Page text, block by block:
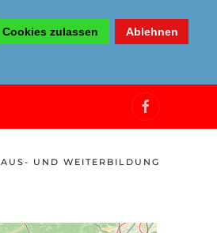
Cookies zulassen Ablehnen
AUS- UND WEITERBILDUNG